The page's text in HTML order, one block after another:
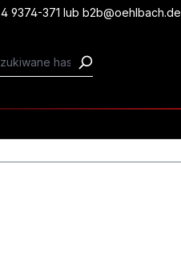
9374-371 lub b2b@oehlbach.de